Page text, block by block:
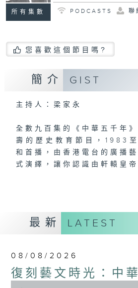
所有集數 PODCASTS 聯
您喜歡這個節目嗎?
簡介 GIST
主持人：梁家永
全數九百集的《中華五千年
壽的歷史教育節目，1983
和首播，由香港電台的廣播
式演繹，讓你認識由軒轅皇
國建國，前後長達五千年中
最新 LATEST
08/08/2026
復刻藝文時光：中